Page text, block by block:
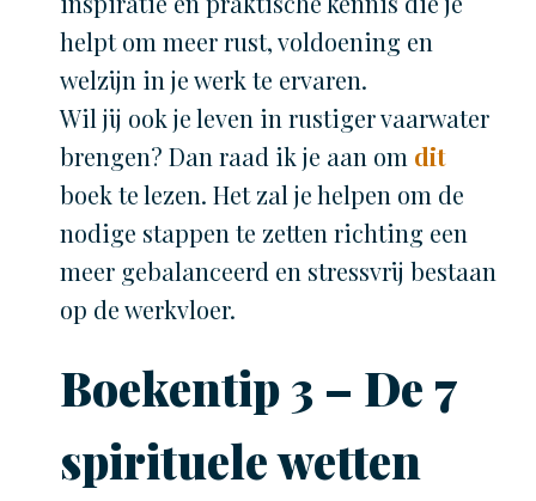
helpt om meer rust, voldoening en
welzijn in je werk te ervaren.
Wil jij ook je leven in rustiger vaarwater
brengen? Dan raad ik je aan om dit
boek te lezen. Het zal je helpen om de
nodige stappen te zetten richting een
meer gebalanceerd en stressvrij bestaan
op de werkvloer.
Boekentip 3 – De 7
spirituele wetten